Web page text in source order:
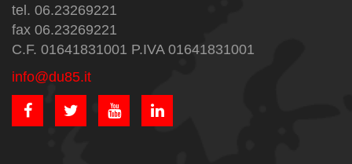
tel. 06.23269221
fax 06.23269221
C.F. 01641831001 P.IVA 01641831001
info@du85.it